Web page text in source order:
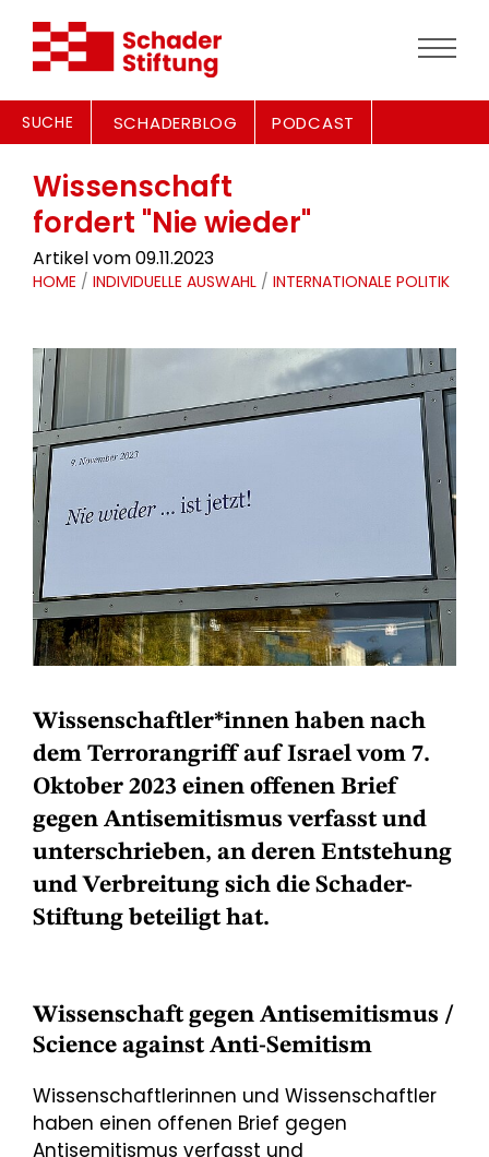
SUCHE SCHADERBLOG PODCAST
Wissenschaft
fordert "Nie wieder"
Artikel vom 09.11.2023
HOME / INDIVIDUELLE AUSWAHL / INTERNATIONALE POLITIK
Wissenschaftler*innen haben nach
dem Terrorangriff auf Israel vom 7.
Oktober 2023 einen offenen Brief
gegen Antisemitismus verfasst und
unterschrieben, an deren Entstehung
und Verbreitung sich die Schader-
Stiftung beteiligt hat.
Wissenschaft gegen Antisemitismus /
Science against Anti-Semitism
Wissenschaftlerinnen und Wissenschaftler
haben einen offenen Brief gegen
Antisemitismus verfasst und